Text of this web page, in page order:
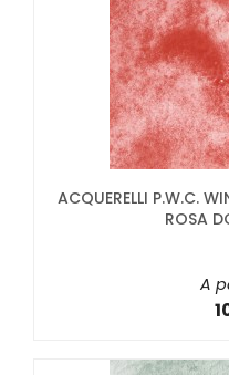
ACQUERELLI P.W.C.
ROSA
A